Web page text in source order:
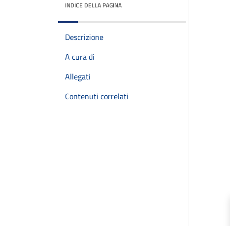
INDICE DELLA PAGINA
Descrizione
A cura di
Allegati
Contenuti correlati